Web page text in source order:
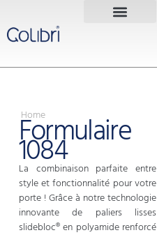
Home
Formulaire
1084
La combinaison parfaite entre
style et fonctionnalité pour votre
porte ! Grâce à notre technologie
innovante de paliers lisses
slidebloc® en polyamide renforcé